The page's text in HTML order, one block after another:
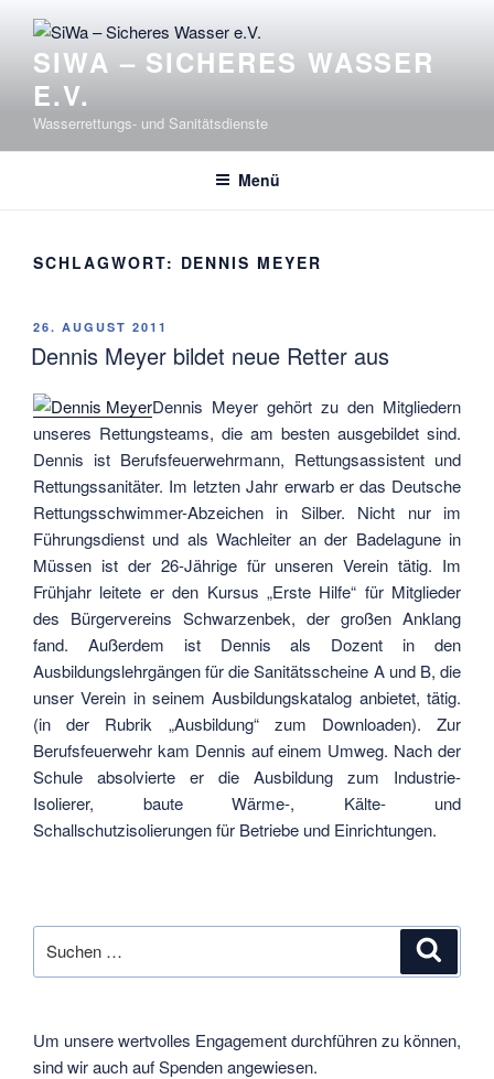
Inhalt
springenSIWA – SICHERES WASSER
E.V.
Wasserrettungs- und Sanitätsdienste
Menü
SCHLAGWORT: DENNIS MEYER
VERÖFFENTLICHT
AM
26. AUGUST 2011
Dennis Meyer bildet neue Retter aus
Dennis Meyer gehört zu den Mitgliedern
unseres Rettungsteams, die am besten ausgebildet sind.
Dennis ist Berufsfeuerwehrmann, Rettungsassistent und
Rettungssanitäter. Im letzten Jahr erwarb er das Deutsche
Rettungsschwimmer-Abzeichen in Silber. Nicht nur im
Führungsdienst und als Wachleiter an der Badelagune in
Müssen ist der 26-Jährige für unseren Verein tätig. Im
Frühjahr leitete er den Kursus „Erste Hilfe“ für Mitglieder
des Bürgervereins Schwarzenbek, der großen Anklang
fand. Außerdem ist Dennis als Dozent in den
Ausbildungslehrgängen für die Sanitätsscheine A und B, die
unser Verein in seinem Ausbildungskatalog anbietet, tätig.
(in der Rubrik „Ausbildung“ zum Downloaden). Zur
Berufsfeuerwehr kam Dennis auf einem Umweg. Nach der
Schule absolvierte er die Ausbildung zum Industrie-
Isolierer, baute Wärme-, Kälte- und
Schallschutzisolierungen für Betriebe und Einrichtungen.
nach:
Um unsere wertvolles Engagement durchführen zu können,
sind wir auch auf Spenden angewiesen.